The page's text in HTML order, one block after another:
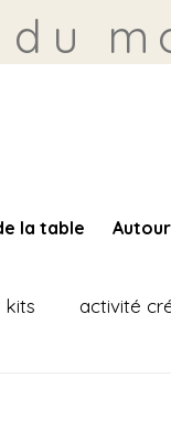
la table
kits activité